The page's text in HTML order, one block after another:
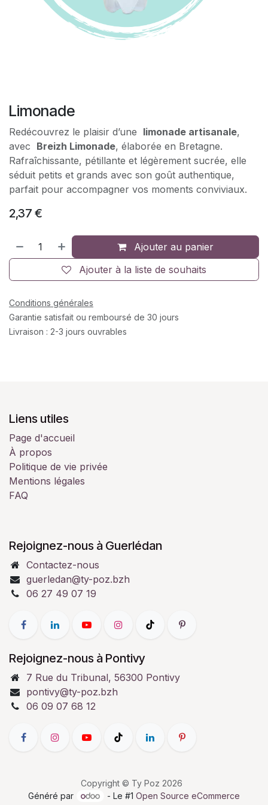
Limonade
Redécouvrez le plaisir d’une limonade artisanale,
avec Breizh Limonade, élaborée en Bretagne.
Rafraîchissante, pétillante et légèrement sucrée, elle
séduit petits et grands avec son goût authentique,
parfait pour accompagner vos moments conviviaux.
2,37 €
Ajouter au panier
Ajouter à la liste de souhaits
Conditions générales
Garantie satisfait ou remboursé de 30 jours
Livraison : 2-3 jours ouvrables
Liens utiles
Page d'accueil
À propos
Politique de vie privée
Mentions légales
FAQ
Rejoignez-nous à Guerlédan
Contactez-nous
guerledan@ty-poz.bzh
06 27 49 07 19
Rejoignez-nous à Pontivy
7 Rue du Tribunal, 56300 Pontivy
pontivy@ty-poz.bzh
06 09 07 68 12
Copyright © Ty Poz 2026
Généré par
- Le #1Open Source eCommerce